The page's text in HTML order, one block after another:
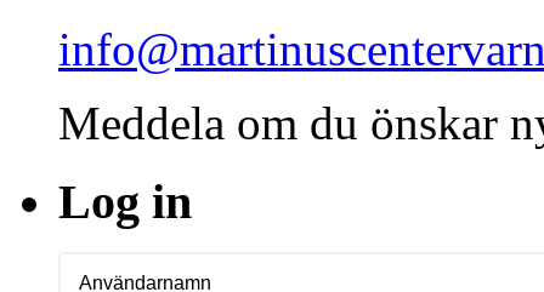
Meddela om du önskar
Log in
Användarnamn